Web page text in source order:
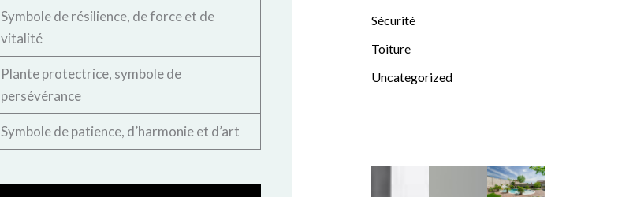
Symbole de résilience, de force et de
vitalité
Plante protectrice, symbole de
persévérance
Symbole de patience, d’harmonie et d’art
Sécurité
Toiture
Uncategorized